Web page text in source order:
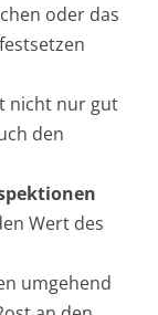
oder das
nicht nur gut
den
Wert des
umgehend